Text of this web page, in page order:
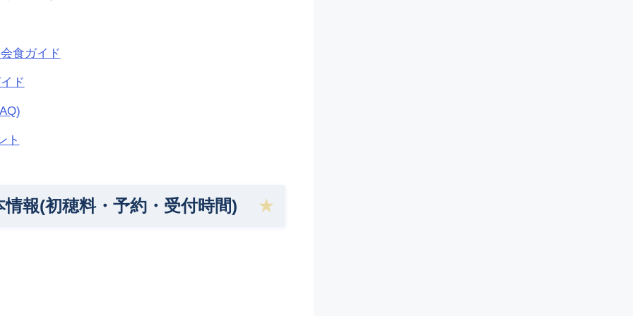
食ガイド
ド
ト
報(初穂料・予約・受付時間)